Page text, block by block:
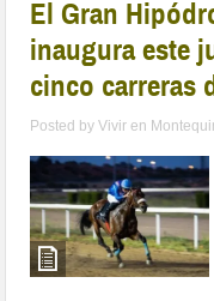
El Gran
inaugura este
cinco carreras
Posted byVivir en